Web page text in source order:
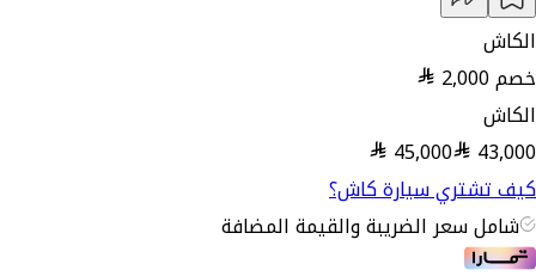
الكاش
خصم2,000
الكاش
43,000
45,000
كيف تشتري سيارة كاش؟
شامل سعر الضريبة والقيمة المضافة